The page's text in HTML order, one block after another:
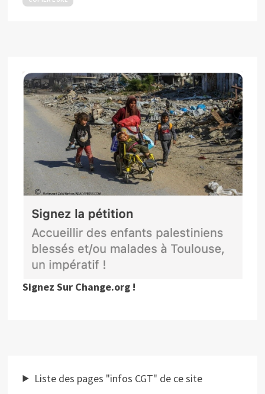
Signez Sur Change.org !
Liste des pages "infos CGT" de ce site